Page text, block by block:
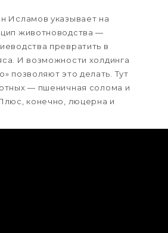
Исламов указывает на
животноводства —
превратить в
И возможности холдинга
позволяют это делать. Тут
— пшеничная солома и
конечно, люцерна и